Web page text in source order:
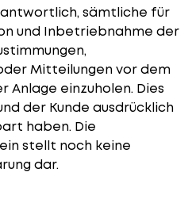
sämtliche für
und Inbetriebnahme der
Mitteilungen vor dem
Anlage einzuholen. Dies
der Kunde ausdrücklich
haben. Die
stellt noch keine
dar.